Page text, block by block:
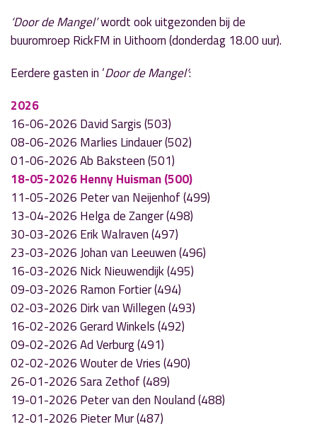
‘Door de Mangel’wordt ook uitgezonden bij de
buuromroep RickFM in Uithoorn (donderdag 18.00 uur).
Eerdere gasten in ‘Door de Mangel’:
2026
16-06-2026 David Sargis (503)
08-06-2026 Marlies Lindauer (502)
01-06-2026 Ab Baksteen (501)
18-05-2026 Henny Huisman (500)
11-05-2026 Peter van Neijenhof (499)
13-04-2026 Helga de Zanger (498)
30-03-2026 Erik Walraven (497)
23-03-2026 Johan van Leeuwen (496)
16-03-2026 Nick Nieuwendijk (495)
09-03-2026 Ramon Fortier (494)
02-03-2026 Dirk van Willegen (493)
16-02-2026 Gerard Winkels (492)
09-02-2026 Ad Verburg (491)
02-02-2026 Wouter de Vries (490)
26-01-2026 Sara Zethof (489)
19-01-2026 Peter van den Nouland (488)
12-01-2026 Pieter Mur (487)